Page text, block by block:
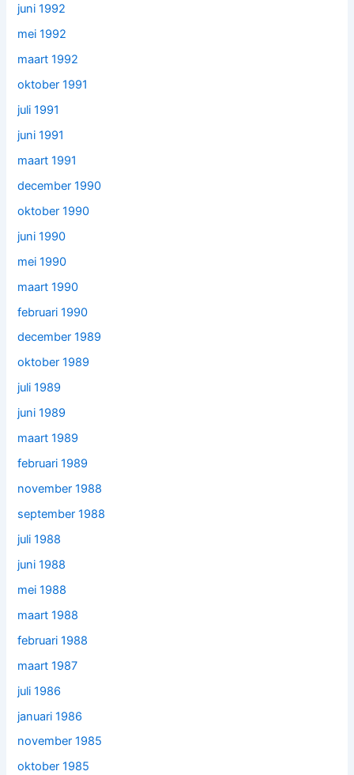
juni 1992
mei 1992
maart 1992
oktober 1991
juli 1991
juni 1991
maart 1991
december 1990
oktober 1990
juni 1990
mei 1990
maart 1990
februari 1990
december 1989
oktober 1989
juli 1989
juni 1989
maart 1989
februari 1989
november 1988
september 1988
juli 1988
juni 1988
mei 1988
maart 1988
februari 1988
maart 1987
juli 1986
januari 1986
november 1985
oktober 1985